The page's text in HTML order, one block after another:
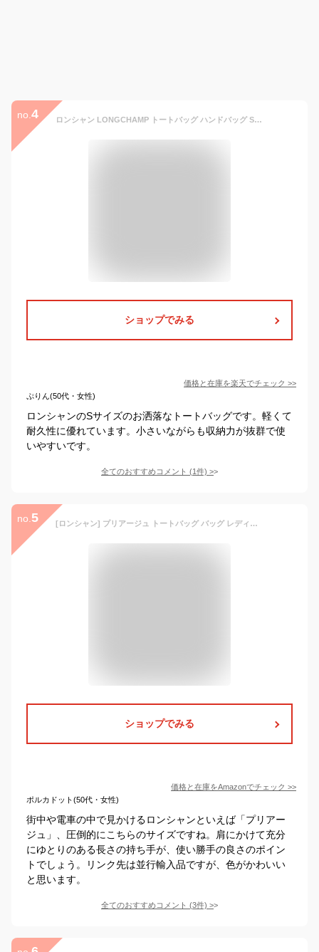
no. 4 ロンシャン LONGCHAMP トートバッグ ハンドバッグ Sサイズ プリアージュ LE PLIAGE レディース 通勤 通学 軽量 折りたたみ 1621 089 旅行バッグ ブランド おしゃれ オシャレ 人気 人気ブランド 肩掛け ショルダー 黒 大容量 【RSL】
ショップでみる
価格と在庫を楽天でチェック >>
ぷりん(50代・女性)
ロンシャンのSサイズのお洒落なトートバッグです。軽くて
耐久性に優れています。小さいながらも収納力が抜群で使
いやすいです。
全てのおすすめコメント (1件) >
no. 5 [ロンシャン] プリアージュ トートバッグ バッグ レディース S 2605 89 555 パピエ [並行輸入品]
ショップでみる
価格と在庫をAmazonでチェック >>
ポルカドット(50代・女性)
街中や電車の中で見かけるロンシャンといえば「プリアー
ジュ」、圧倒的にこちらのサイズですね。肩にかけて充分
にゆとりのある長さの持ち手が、使い勝手の良さのポイン
トでしょう。リンク先は並行輸入品ですが、色がかわいい
と思います。
全てのおすすめコメント (3件) >